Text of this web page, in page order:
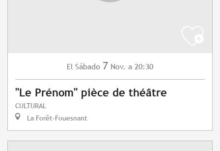
El Sábado 7 Nov. a 20:30
"Le Prénom" pièce de théâtre
CULTURAL
La Forêt-Fouesnant